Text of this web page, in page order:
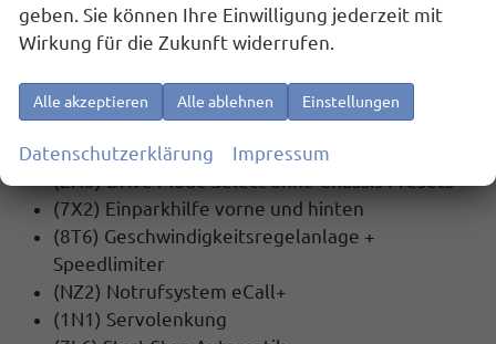
adaptive
(UG1) Berganfahrassistent
(4UF) Beifahrerairbag-Deaktivierung
(1AS) Elektronisches Stabilisierungsprogramm
(ESP)
(2H5) Drive Mode Select ohne Chassis Presets
(7X2) Einparkhilfe vorne und hinten
(8T6) Geschwindigkeitsregelanlage +
Speedlimiter
(NZ2) Notrufsystem eCall+
(1N1) Servolenkung
geben. Sie können Ihre Einwilligung jederzeit mit
Wirkung für die Zukunft widerrufen.
Alle akzeptieren Alle ablehnen Einstellungen
Datenschutzerklärung Impressum